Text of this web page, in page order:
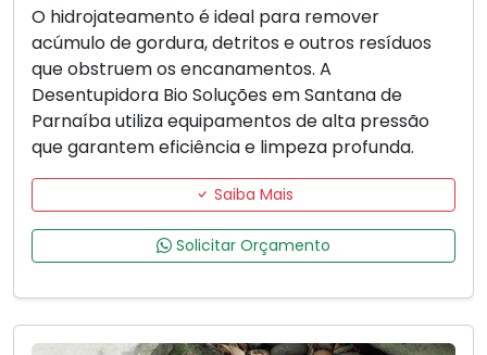
O hidrojateamento é ideal para remover
acúmulo de gordura, detritos e outros resíduos
que obstruem os encanamentos. A
Desentupidora Bio Soluções em Santana de
Parnaíba utiliza equipamentos de alta pressão
que garantem eficiência e limpeza profunda.
Saiba Mais
Solicitar Orçamento